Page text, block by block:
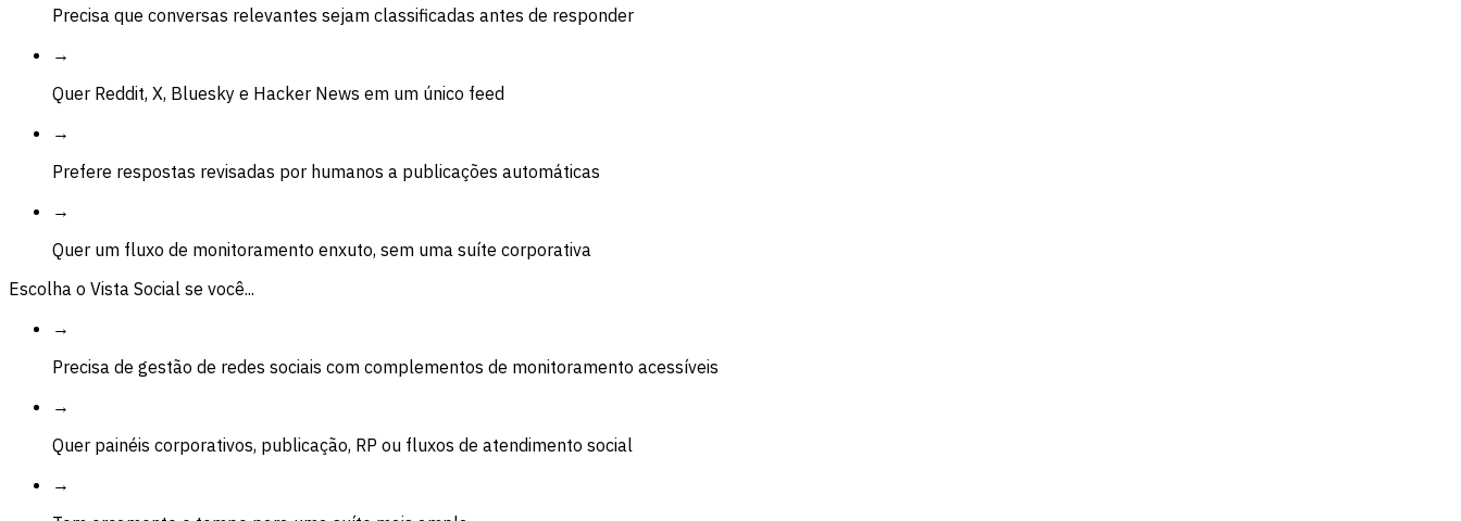
Precisa que conversas relevantes sejam classificadas antes de responder
→
Quer Reddit, X, Bluesky e Hacker News em um único feed
→
Prefere respostas revisadas por humanos a publicações automáticas
→
Quer um fluxo de monitoramento enxuto, sem uma suíte corporativa
Escolha o Vista Social se você...
→
Precisa de gestão de redes sociais com complementos de monitoramento acessíveis
→
Quer painéis corporativos, publicação, RP ou fluxos de atendimento social
→